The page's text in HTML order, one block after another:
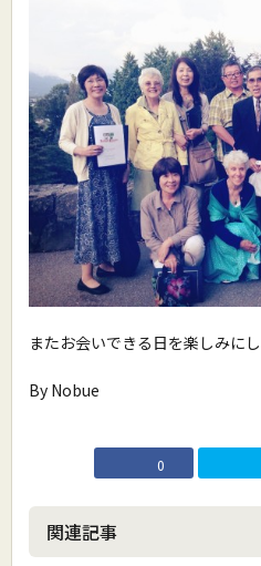
またお会いできる日を楽しみに
By Nobue
0
関連記事